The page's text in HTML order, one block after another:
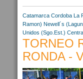
Catamarca Cordoba La
Ramon) Newell´s
Unidos (Sgo.Est.)
TORNEO
RONDA -